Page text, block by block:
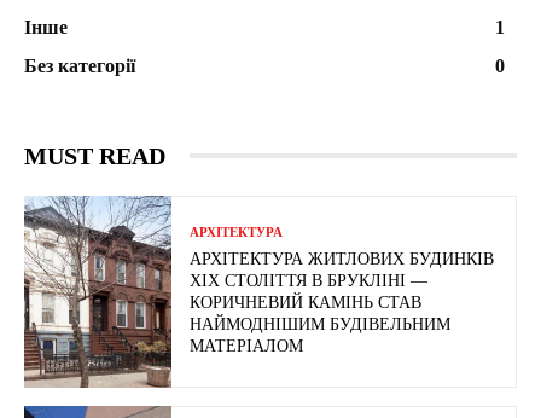
Інше
1
Без категорії
0
MUST READ
АРХІТЕКТУРА
АРХІТЕКТУРА ЖИТЛОВИХ БУДИНКІВ
ХІХ СТОЛІТТЯ В БРУКЛІНІ —
КОРИЧНЕВИЙ КАМІНЬ СТАВ
НАЙМОДНІШИМ БУДІВЕЛЬНИМ
МАТЕРІАЛОМ